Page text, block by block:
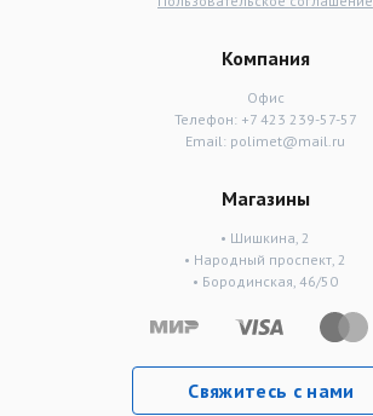
Компания
Офис
Телефон: +7 423 239-57-57
Email: polimet@mail.ru
Магазины
• Шишкина, 2
• Народный проспект, 2
• Бородинская, 46/50
Свяжитесь с нами